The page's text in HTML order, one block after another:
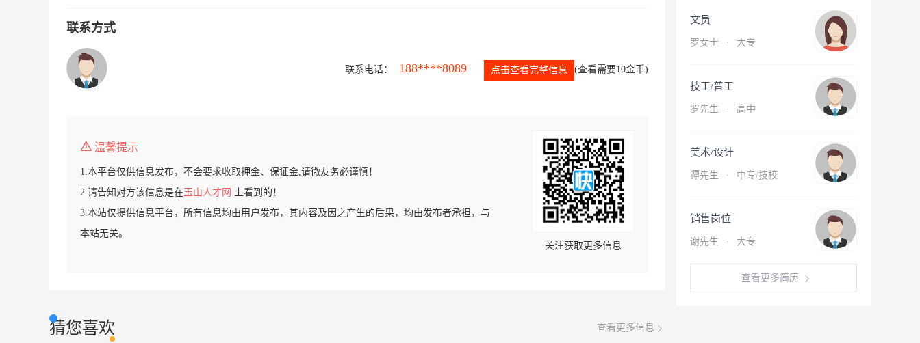
联系方式
联系电话： 188****8089 点击查看完整信息 (查看需要10金币)
温馨提示
1.本平台仅供信息发布，不会要求收取押金、保证金,请微友务必谨慎！
2.请告知对方该信息是在玉山人才网
上看到的！
3.本站仅提供信息平台，所有信息均由用户发布，其内容及因之产生的后果，均由发布者承担，与
本站无关。
关注获取更多信息
猜您喜欢 查看更多信息
文员
罗女士 · 大专
技工/普工
罗先生 · 高中
美术/设计
谭先生 · 中专/技校
销售岗位
谢先生 · 大专
查看更多简历